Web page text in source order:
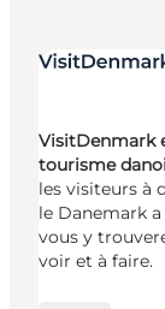
VisitDenmark
tourisme
les visiteurs à
le Danemark
vous y
voir et à faire.